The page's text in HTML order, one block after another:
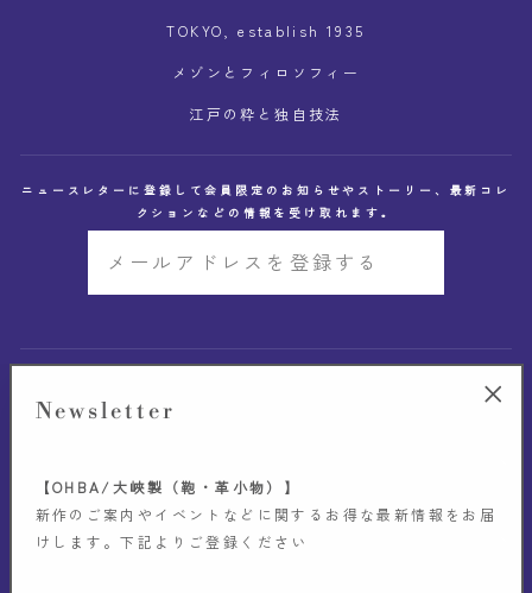
TOKYO, establish 1935
メゾンとフィロソフィー
江戸の粋と独自技法
ニュースレターに登録して会員限定のお知らせやストーリー、最新コレ
クションなどの情報を受け取れます。
ア
ド
を
登
BRAND
Newsletter
【OHBA/大峽製（鞄・革小物）】
新作のご案内やイベントなどに関するお得な最新情報をお届
けします。下記よりご登録ください